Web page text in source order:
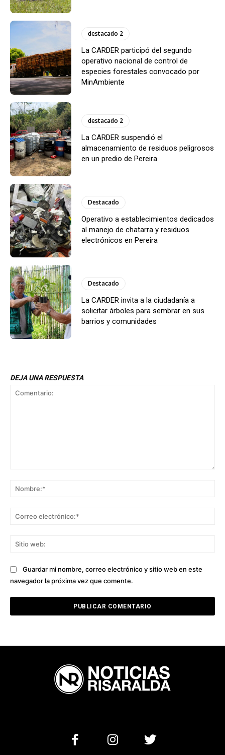
destacado 2
La CARDER participó del segundo
operativo nacional de control de
especies forestales convocado por
MinAmbiente
destacado 2
La CARDER suspendió el
almacenamiento de residuos peligrosos
en un predio de Pereira
Destacado
Operativo a establecimientos dedicados
al manejo de chatarra y residuos
electrónicos en Pereira
Destacado
La CARDER invita a la ciudadanía a
solicitar árboles para sembrar en sus
barrios y comunidades
DEJA UNA RESPUESTA
Guardar mi nombre, correo electrónico y sitio web en este
navegador la próxima vez que comente.